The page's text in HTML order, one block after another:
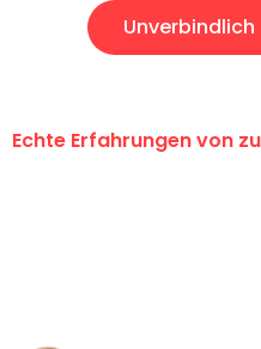
Echte Erfahrungen von